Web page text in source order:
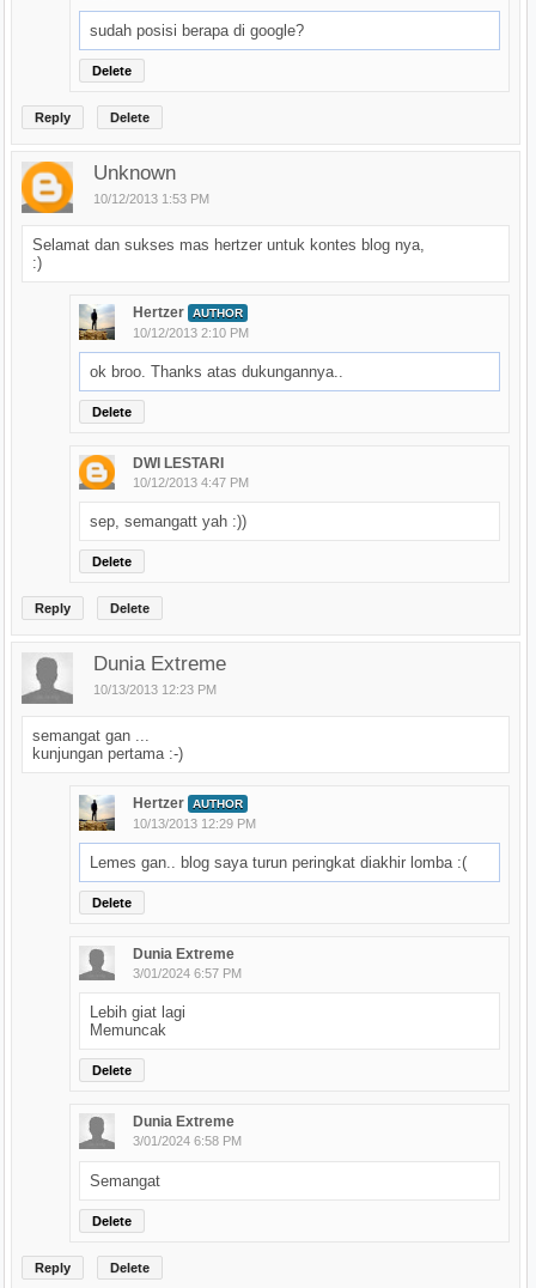
sudah posisi berapa di google?
Delete
Reply Delete
Unknown
10/12/2013 1:53 PM
Selamat dan sukses mas hertzer untuk kontes blog nya,
:)
Hertzer AUTHOR
10/12/2013 2:10 PM
ok broo. Thanks atas dukungannya..
Delete
DWI LESTARI
10/12/2013 4:47 PM
sep, semangatt yah :))
Delete
Reply Delete
Dunia Extreme
10/13/2013 12:23 PM
semangat gan ...
kunjungan pertama :-)
Hertzer AUTHOR
10/13/2013 12:29 PM
Lemes gan.. blog saya turun peringkat diakhir lomba :(
Delete
Dunia Extreme
3/01/2024 6:57 PM
Lebih giat lagi
Memuncak
Delete
Dunia Extreme
3/01/2024 6:58 PM
Semangat
Delete
Reply Delete